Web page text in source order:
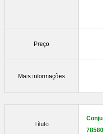
Preço
Mais informações
Título